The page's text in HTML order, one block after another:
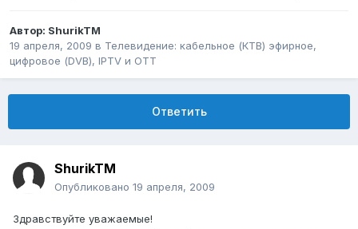
Автор: ShurikTM
19 апреля, 2009 в Телевидение: кабельное (КТВ) эфирное,
цифровое (DVB), IPTV и OTT
Ответить
ShurikTM
Опубликовано 19 апреля, 2009
Здравствуйте уважаемые!